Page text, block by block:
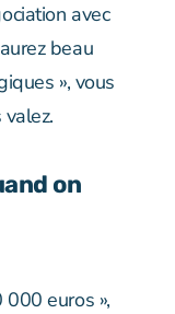
avec
beau
», vous
on
000 euros »,